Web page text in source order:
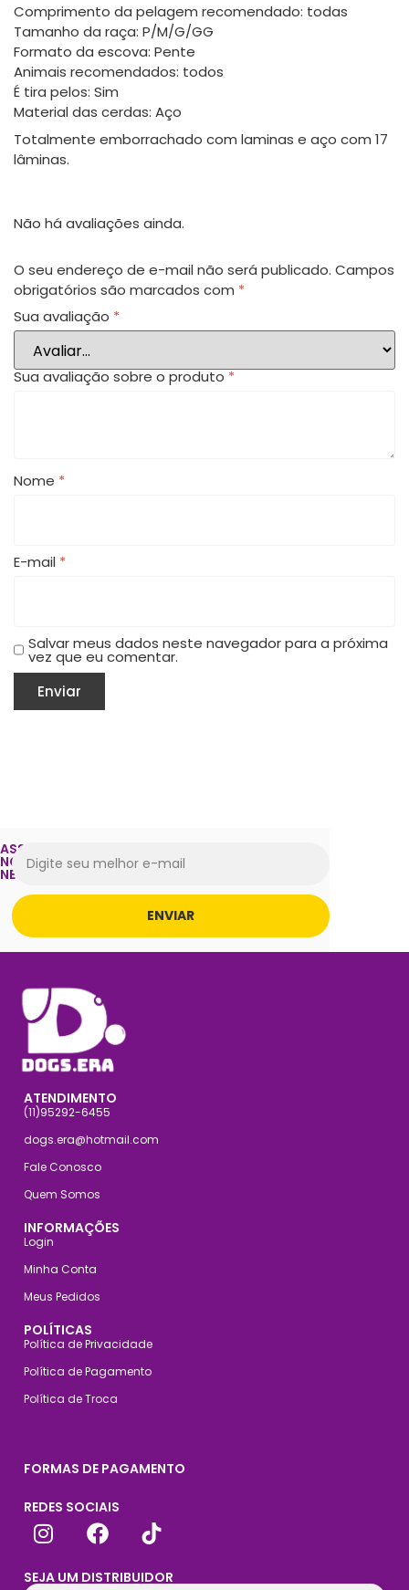
Comprimento da pelagem recomendado: todas
Tamanho da raça: P/M/G/GG
Formato da escova: Pente
Animais recomendados: todos
É tira pelos: Sim
Material das cerdas: Aço
Totalmente emborrachado com laminas e aço com 17
lâminas.
Não há avaliações ainda.
O seu endereço de e-mail não será publicado. Campos
obrigatórios são marcados com *
Sua avaliação *
Sua avaliação sobre o produto *
Nome *
E-mail *
Salvar meus dados neste navegador para a próxima
vez que eu comentar.
ASSINE
NOSSA
NEWSLETTER
ENVIAR
ATENDIMENTO
(11)95292-6455
dogs.era@hotmail.com
Fale Conosco
Quem Somos
INFORMAÇÕES
Login
Minha Conta
Meus Pedidos
POLÍTICAS
Política de Privacidade
Política de Pagamento
Política de Troca
FORMAS DE PAGAMENTO
REDES SOCIAIS
SEJA UM DISTRIBUIDOR